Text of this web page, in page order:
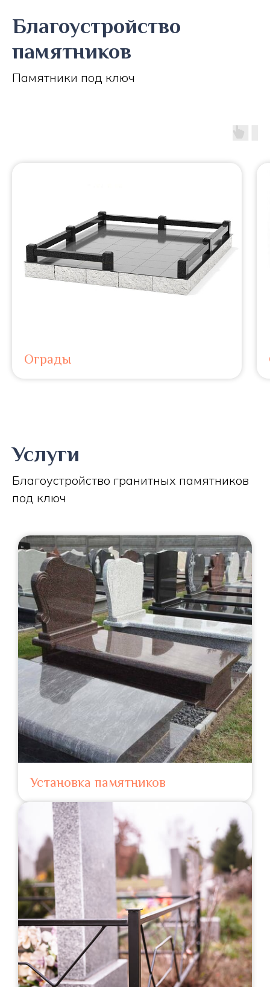
Благоустройство
памятников
Памятники под ключ
Ограды
Услуги
Благоустройство гранитных памятников
под ключ
Установка памятников